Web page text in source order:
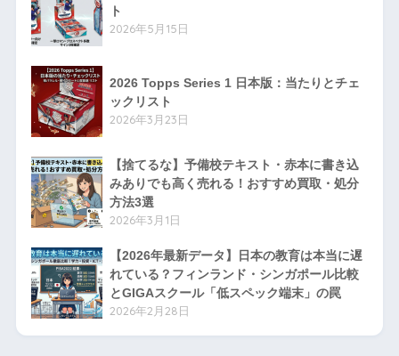
ト
2026年5月15日
2026 Topps Series 1 日本版：当たりとチェ
ックリスト
2026年3月23日
【捨てるな】予備校テキスト・赤本に書き込
みありでも高く売れる！おすすめ買取・処分
方法3選
2026年3月1日
【2026年最新データ】日本の教育は本当に遅
れている？フィンランド・シンガポール比較
とGIGAスクール「低スペック端末」の罠
2026年2月28日